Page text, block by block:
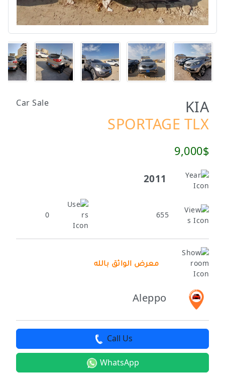
KIA
Car Sale
SPORTAGE TLX
9,000$
2011
655
0
معرض الواثق بالله
Aleppo
Call Us
WhatsApp